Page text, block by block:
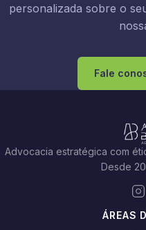
personalizada sobre o
Fale
Advocacia estratégica com
Desde
ÁREAS